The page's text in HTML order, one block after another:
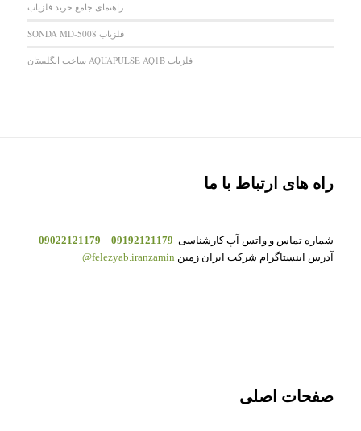
راهنمای جامع خرید فلزیاب
فلزیاب SONDA MD-5008
فلزیاب AQUAPULSE AQ1B ساخت انگلستان
راه های ارتباط با ما
شماره تماس و واتس آپ کارشناسی 09192121179
-
09022121179
آدرس اینستاگرام شرکت ایران زمین felezyab.iranzamin@
صفحات اصلی